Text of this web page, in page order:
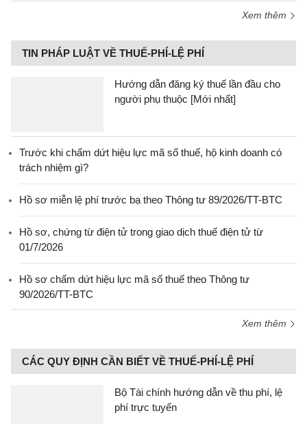
Xem thêm
TIN PHÁP LUẬT VỀ THUẾ-PHÍ-LỆ PHÍ
Hướng dẫn đăng ký thuế lần đầu cho
người phụ thuộc [Mới nhất]
Trước khi chấm dứt hiệu lực mã số thuế, hộ kinh doanh có
trách nhiệm gì?
Hồ sơ miễn lệ phí trước bạ theo Thông tư 89/2026/TT-BTC
Hồ sơ, chứng từ điện tử trong giao dịch thuế điện tử từ
01/7/2026
Hồ sơ chấm dứt hiệu lực mã số thuế theo Thông tư
90/2026/TT-BTC
Xem thêm
CÁC QUY ĐỊNH CẦN BIẾT VỀ THUẾ-PHÍ-LỆ PHÍ
Bộ Tài chính hướng dẫn về thu phí, lệ
phí trực tuyến